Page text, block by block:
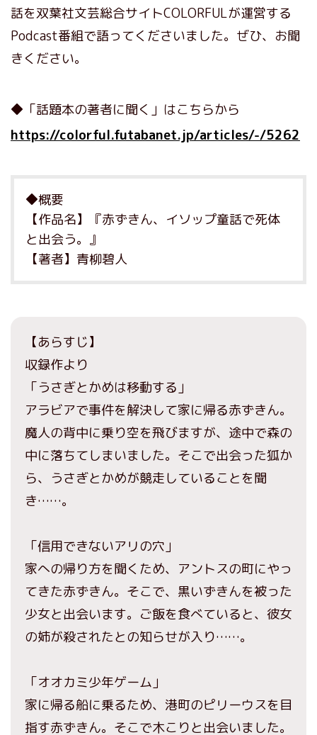
話を双葉社文芸総合サイトCOLORFULが運営する
Podcast番組で語ってくださいました。ぜひ、お聞
きください。
◆「話題本の著者に聞く」はこちらから
https://colorful.futabanet.jp/articles/-/5262
◆概要
【作品名】『赤ずきん、イソップ童話で死体
と出会う。』
【著者】青柳碧人
【あらすじ】
収録作より
「うさぎとかめは移動する」
アラビアで事件を解決して家に帰る赤ずきん。
魔人の背中に乗り空を飛びますが、途中で森の
中に落ちてしまいました。そこで出会った狐か
ら、うさぎとかめが競走していることを聞
き……。
「信用できないアリの穴」
家への帰り方を聞くため、アントスの町にやっ
てきた赤ずきん。そこで、黒いずきんを被った
少女と出会います。ご飯を食べていると、彼女
の姉が殺されたとの知らせが入り……。
「オオカミ少年ゲーム」
家に帰る船に乗るため、港町のピリーウスを目
指す赤ずきん。そこで木こりと出会いました。